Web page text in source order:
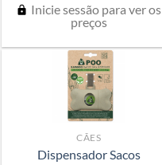
Inicie sessão para ver os
preços
CÃES
Dispensador Sacos